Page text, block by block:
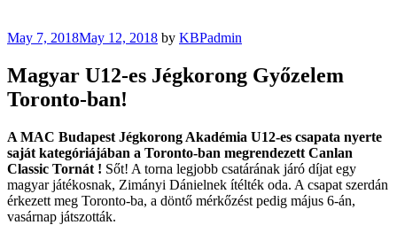
Posted
May 7, 2018May 12, 2018 by KBPadmin
Magyar U12-es Jégkorong Győzelem
Toronto-ban!
A MAC Budapest Jégkorong Akadémia U12-es csapata nyerte
saját kategóriájában a Toronto-ban megrendezett Canlan
Classic Tornát ! Sőt! A torna legjobb csatárának járó díjat egy
magyar játékosnak, Zimányi Dánielnek ítélték oda. A csapat szerdán
érkezett meg Toronto-ba, a döntő mérkőzést pedig május 6-án,
vasárnap játszották.